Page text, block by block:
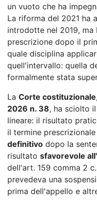
un vuoto che ha
La riforma del 2021 ha
introdotte nel 2019,
prescrizione dopo il
quale disciplina
quell'intervallo: quella
formalmente stata
La Corte
2026 n. 38, ha sciolto
lineare: il risultato
il termine prescrizionale
definitivo dopo la
risultato sfavorevole
dell'art. 159 comma 2
prevedeva una
prima dell'appello e